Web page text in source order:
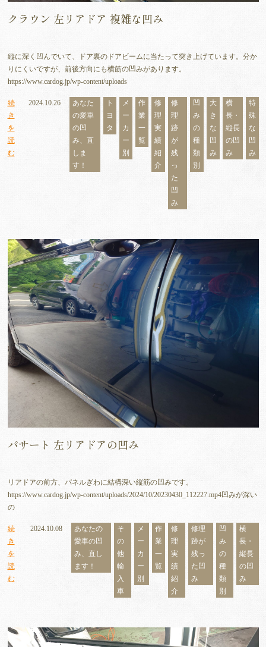
クラウン 左リアドア 複雑な凹み
縦に深く凹んでいて、ドア裏のドアビームに当たって突き上げています。分か
りにくいですが、前後方向にも横筋の凹みがあります。
https://www.cardog.jp/wp-content/uploads
続
き
を
読
む
2024.10.26
あなた
の愛車
の凹
み、直
しま
す！
ト
ヨ
タ
メ
ー
カ
ー
別
作
業
一
覧
修
理
実
績
紹
介
修
理
跡
が
残
っ
た
凹
み
凹
み
の
種
類
別
大
き
な
凹
み
横
長・
縦長
の凹
み
特
殊
な
凹
み
パサート 左リアドアの凹み
リアドアの前方、パネルぎわに結構深い縦筋の凹みです。
https://www.cardog.jp/wp-content/uploads/2024/10/20230430_112227.mp4凹みが深い
の
続
き
を
読
む
2024.10.08
あなたの
愛車の凹
み、直し
ます！
そ
の
他
輸
入
車
メ
ー
カ
ー
別
作
業
一
覧
修
理
実
績
紹
介
修理
跡が
残っ
た凹
み
凹
み
の
種
類
別
横
長・
縦長
の凹
み